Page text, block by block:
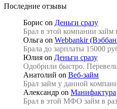
Последние отзывы
Борис on Деньги сразу
Брал в этой компании
Ольга on Webbankir
Брала до зарплаты 15000
Юлия on Деньги сразу
Одобрили быстро.
Анатолий on Веб-займ
Брал займ у данной
Александр on Манифактура
Брал в этой МФО займ в